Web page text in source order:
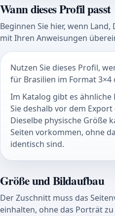
Wann dieses Profil passt
Beginnen Sie hier, wenn
mit Ihren Anweisungen
Nutzen Sie dieses Profil,
für Brasilien im Format 3×4
Im Katalog gibt es ähnliche
Sie deshalb vor dem Export
Dieselbe physische Größe
Seiten vorkommen, ohne
identisch sind.
Größe und Bildaufbau
Der Zuschnitt muss das
einhalten, ohne das Porträt